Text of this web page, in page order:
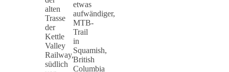
alten
Trasse
der
Kettle
Valley
Railway,
südlich
etwas
aufwändiger,
MTB-
Trail
in
Squamish,
British
Columbia